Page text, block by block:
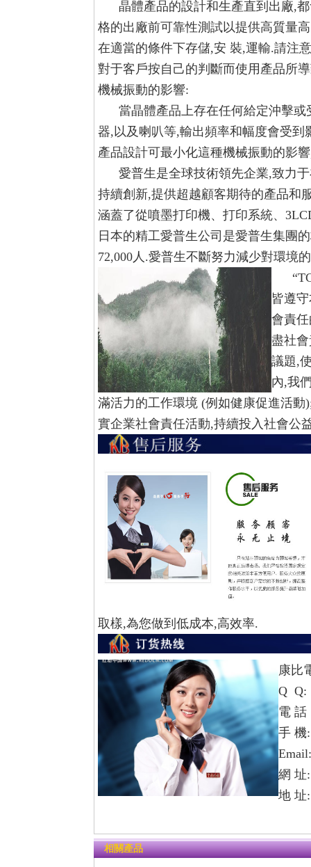
晶體產品的設計和生產直到出廠,都
格的出廠前可靠性測試以提供高質量
在適當的條件下存儲,安 裝,運輸.請注
對于客戶按自己的判斷而使用產品所
機械振動的影響:
當晶體產品上存在任何給定沖擊或
器,以及喇叭等,輸出頻率和幅度會受
產品設計可最小化這種機械振動的影
愛普生是全球技術領先企業,致力于
持續創新,提供超越顧客期待的產品和
涵蓋了從噴墨打印機、打印系統、
日本的精工愛普生公司是愛普生集團
72,000人.愛普生不斷努力減少對環境
皆遵
會責
盡社
議題,
內,我
滿活力的工作環境 (例如健康促進活
實企業社會責任活動,持續投入社會
取樣,為您做到低成本,高效率.
康比
Q Q:
電 話
手 機:
網
地 址
相關產品